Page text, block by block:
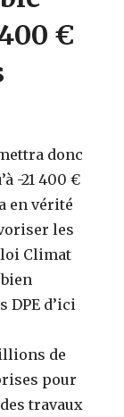
€
donc
-21 400 €
en vérité
les
Climat
DPE d’ici
de
pour
travaux